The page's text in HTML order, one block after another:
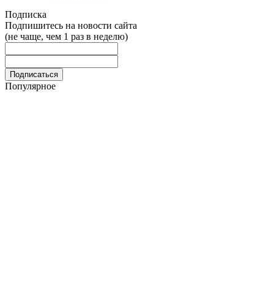
Подписка
Подпишитесь на новости сайта
(не чаще, чем 1 раз в неделю)
Популярное